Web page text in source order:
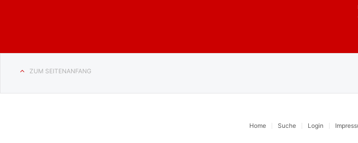
ZUM SEITENANFANG
Home Suche Login